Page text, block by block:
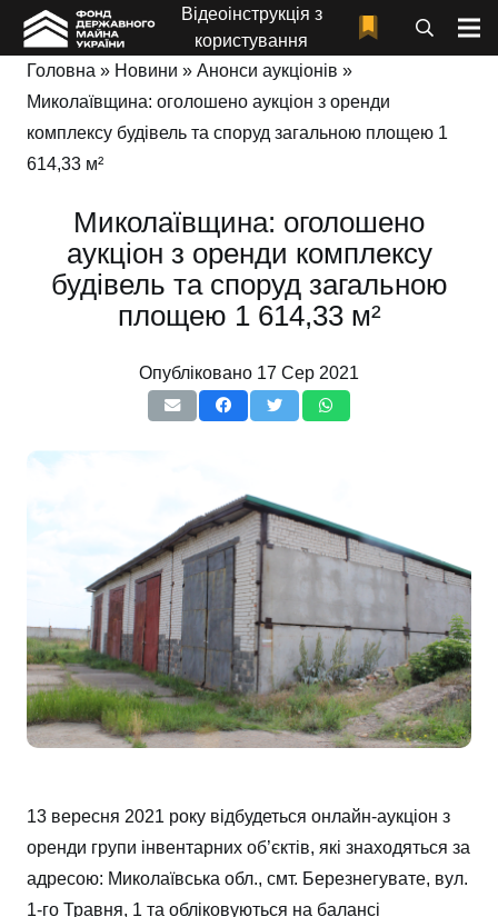
Відеоінструкція з
користування
Головна » Новини » Анонси аукціонів »
Миколаївщина: оголошено аукціон з оренди
комплексу будівель та споруд загальною площею 1
614,33 м²
Миколаївщина: оголошено
аукціон з оренди комплексу
будівель та споруд загальною
площею 1 614,33 м²
Опубліковано 17 Сер 2021
13 вересня 2021 року відбудеться онлайн-аукціон з
оренди групи інвентарних об’єктів, які знаходяться за
адресою: Миколаївська обл., смт. Березнегувате, вул.
1-го Травня, 1 та обліковуються на балансі